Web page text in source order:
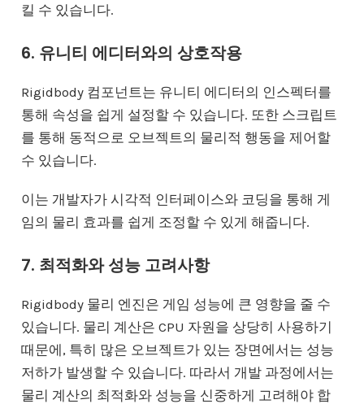
킬 수 있습니다.
6. 유니티 에디터와의 상호작용
Rigidbody 컴포넌트는 유니티 에디터의 인스펙터를
통해 속성을 쉽게 설정할 수 있습니다. 또한 스크립트
를 통해 동적으로 오브젝트의 물리적 행동을 제어할
수 있습니다.
이는 개발자가 시각적 인터페이스와 코딩을 통해 게
임의 물리 효과를 쉽게 조정할 수 있게 해줍니다.
7. 최적화와 성능 고려사항
Rigidbody 물리 엔진은 게임 성능에 큰 영향을 줄 수
있습니다. 물리 계산은 CPU 자원을 상당히 사용하기
때문에, 특히 많은 오브젝트가 있는 장면에서는 성능
저하가 발생할 수 있습니다. 따라서 개발 과정에서는
물리 계산의 최적화와 성능을 신중하게 고려해야 합